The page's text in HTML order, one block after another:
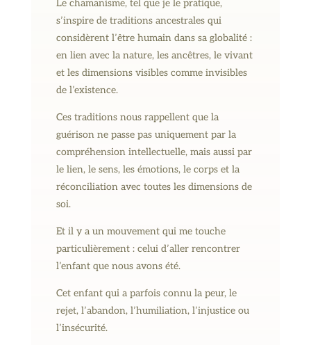
Le chamanisme, tel que je le pratique,
s’inspire de traditions ancestrales qui
considèrent l’être humain dans sa globalité :
en lien avec la nature, les ancêtres, le vivant
et les dimensions visibles comme invisibles
de l’existence.
Ces traditions nous rappellent que la
guérison ne passe pas uniquement par la
compréhension intellectuelle, mais aussi par
le lien, le sens, les émotions, le corps et la
réconciliation avec toutes les dimensions de
soi.
Et il y a un mouvement qui me touche
particulièrement : celui d’aller rencontrer
l’enfant que nous avons été.
Cet enfant qui a parfois connu la peur, le
rejet, l’abandon, l’humiliation, l’injustice ou
l’insécurité.